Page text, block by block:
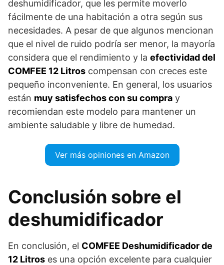
deshumidificador, que les permite moverlo
fácilmente de una habitación a otra según sus
necesidades. A pesar de que algunos mencionan
que el nivel de ruido podría ser menor, la mayoría
considera que el rendimiento y la efectividad del
COMFEE 12 Litros compensan con creces este
pequeño inconveniente. En general, los usuarios
están muy satisfechos con su compra y
recomiendan este modelo para mantener un
ambiente saludable y libre de humedad.
Ver más opiniones en Amazon
Conclusión sobre el
deshumidificador
En conclusión, el COMFEE Deshumidificador de
12 Litros es una opción excelente para cualquier